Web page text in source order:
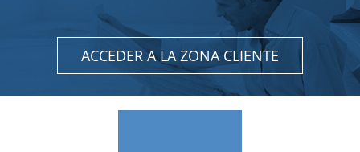
ACCEDER A LA ZONA CLIENTE